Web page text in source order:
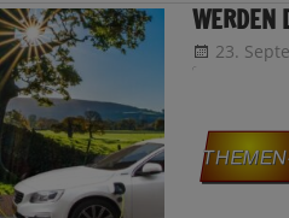
WERDEN
23.